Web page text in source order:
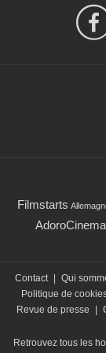
Filmstarts
AdoroCinema
Contact | Qui
Politique de
Revue de presse
|
Retrouvez tous les